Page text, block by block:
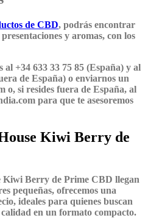
de CBD, podrás encontrar
y aromas, con los
+34 633 33 75 85 (España) y al
de España) o enviarnos un
o, si resides fuera de España, al
para que te asesoremos
Kiwi Berry de
Kiwi Berry de Prime CBD llegan
pequeñas, ofrecemos una
ideales para quienes buscan
en un formato compacto.